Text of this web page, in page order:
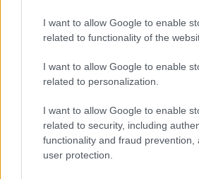
I want to allow Google to enable
related to functionality of the
I want to allow Google to enable
related to personalization.
I want to allow Google to enable
related to security, including
functionality and fraud prevention,
user protection.
Βάσεις 2024: Η
«ακτινογραφία» των κενών
θέσεων στα ΑΕΙ
26/07/2024 - 21:09